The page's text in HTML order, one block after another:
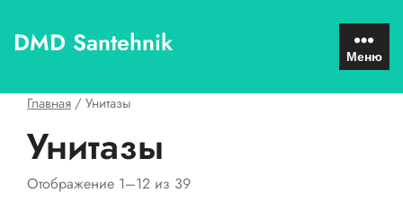
содержимому
DMD Santehnik Меню
Главная / Унитазы
Унитазы
Отображение 1–12 из 39